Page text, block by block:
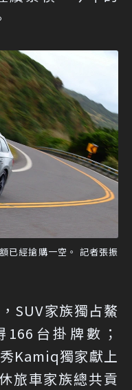
已經搶購一空。 記者張振
SUV家族獨占鰲
台掛牌數；
Kamiq獨家獻上
旅車家族總共貢